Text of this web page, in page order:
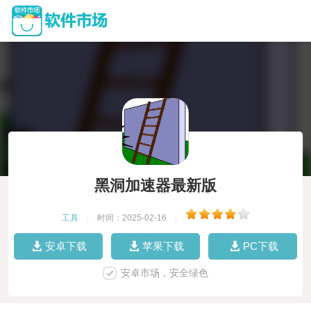
黑洞加速器最新版
工具 时间：2025-02-16
安卓下载 苹果下载 PC下载
安卓市场，安全绿色